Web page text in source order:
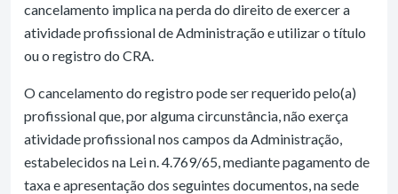
cancelamento implica na perda do direito de exercer a
atividade profissional de Administração e utilizar o título
ou o registro do CRA.
O cancelamento do registro pode ser requerido pelo(a)
profissional que, por alguma circunstância, não exerça
atividade profissional nos campos da Administração,
estabelecidos na Lei n. 4.769/65, mediante pagamento de
taxa e apresentação dos seguintes documentos, na sede